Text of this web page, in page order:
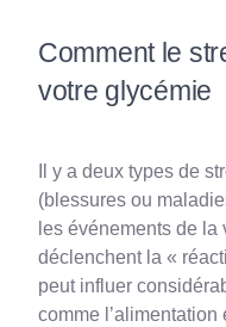
Comment le
votre glycémie
Il y a deux types de
(blessures ou
les événements de
déclenchent la «
peut influer
comme l’alimentation